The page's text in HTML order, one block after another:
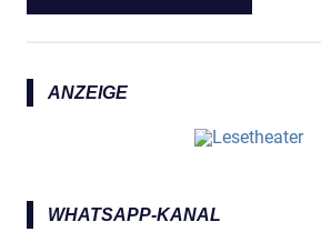
ANZEIGE
WHATSAPP-KANAL